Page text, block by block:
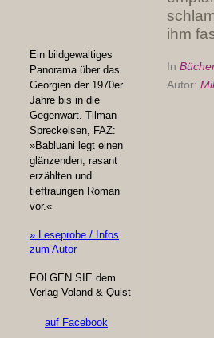
ihm
In
Autor:
Ein bildgewaltiges
Panorama über das
Georgien der 1970er
Jahre bis in die
Gegenwart. Tilman
Spreckelsen, FAZ:
»Babluani legt einen
glänzenden, rasant
erzählten und
tieftraurigen Roman
vor.«
» Leseprobe / Infos
zum Autor
FOLGEN SIE dem
Verlag Voland & Quist
auf Facebook